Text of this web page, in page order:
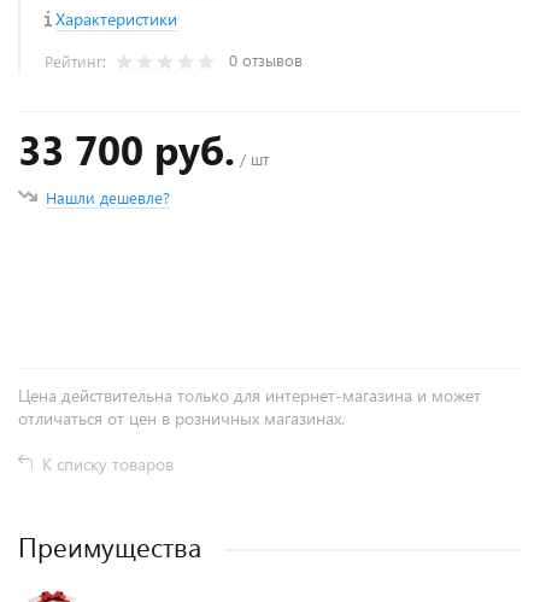
Характеристики
Рейтинг: 0 отзывов
33 700 руб. / шт
Нашли дешевле?
Цена действительна только для интернет-магазина и может
отличаться от цен в розничных магазинах.
К списку товаров
Преимущества